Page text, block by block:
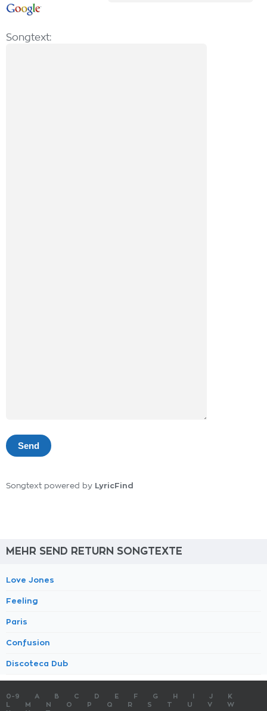
Songtext:
Songtext powered by LyricFind
MEHR SEND RETURN SONGTEXTE
Love Jones
Feeling
Paris
Confusion
Discoteca Dub
0-9 A B C D E F G H J
K
M N O P Q R S T U V
W